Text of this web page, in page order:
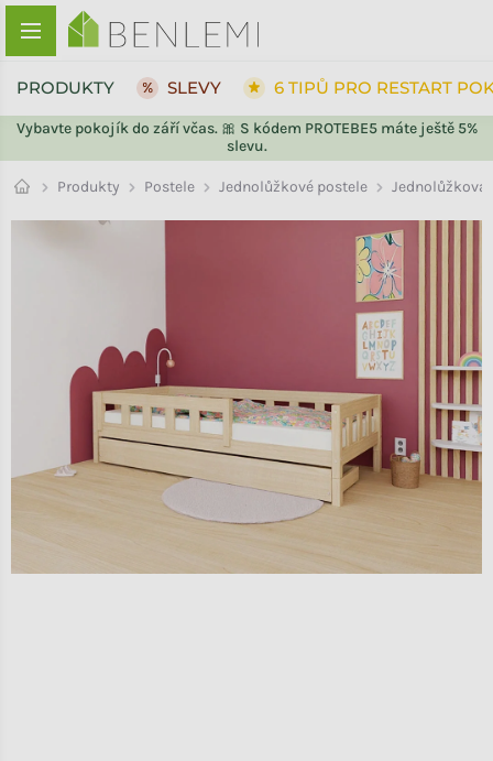
Přejít na obsah
Vybavte pokojík do září včas. 🎀 S kódem PROTEBE5 máte ještě 5%
slevu.
PRODUKTY SLEVY 6 TIPŮ PRO RESTART
Produkty Postele Jednolůžkové postele Jednolůžková
ZPĚT DO OBCHODU